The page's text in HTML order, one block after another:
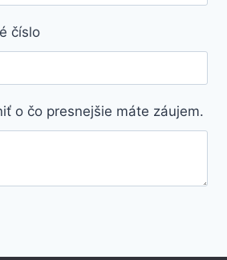
číslo
o čo presnejšie máte záujem.